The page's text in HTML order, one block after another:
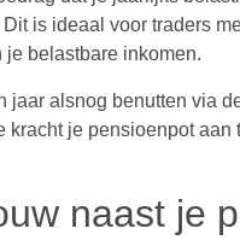
is ideaal voor traders
belastbare inkomen.
alsnog benutten via
je pensioenpot aan
naast je